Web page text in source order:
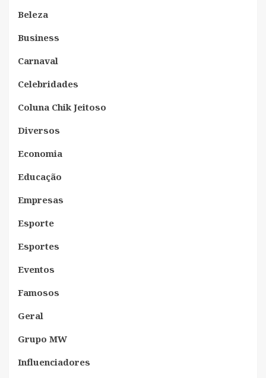
Beleza
Business
Carnaval
Celebridades
Coluna Chik Jeitoso
Diversos
Economia
Educação
Empresas
Esporte
Esportes
Eventos
Famosos
Geral
Grupo MW
Influenciadores